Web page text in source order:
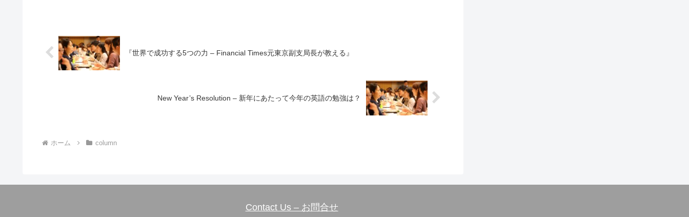
『世界で成功する5つの力 – Financial Times元東京副支局長が教える』
New Year’s Resolution – 新年にあたって今年の英語の勉強は？
ホーム column
Contact Us – お問合せ